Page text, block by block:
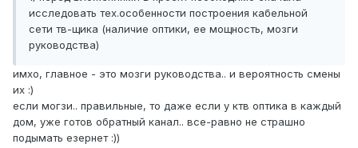
исследовать тех.особенности построения кабельной
сети тв-щика (наличие оптики, ее мощность, мозги
руководства)
имхо, главное - это мозги руководства.. и вероятность смены
их :)
если могзи.. правильные, то даже если у ктв оптика в каждый
дом, уже готов обратный канал.. все-равно не страшно
подымать езернет :))